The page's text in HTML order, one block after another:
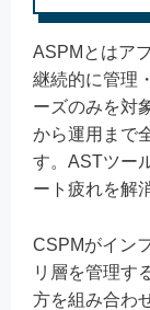
ASPMとはア
継続的に管理
ーズのみを対
から運用まで
す。ASTツー
ート疲れを解
CSPMがイン
リ層を管理す
方を組み合わ